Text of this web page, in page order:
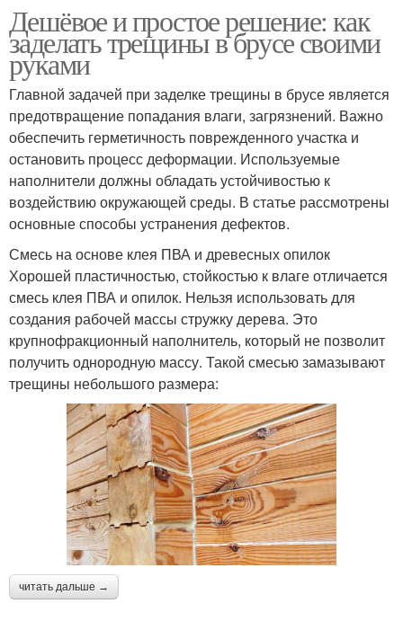
Дешёвое и простое решение: как
заделать трещины в брусе своими
руками
Главной задачей при заделке трещины в брусе является
предотвращение попадания влаги, загрязнений. Важно
обеспечить герметичность поврежденного участка и
остановить процесс деформации. Используемые
наполнители должны обладать устойчивостью к
воздействию окружающей среды. В статье рассмотрены
основные способы устранения дефектов.
Смесь на основе клея ПВА и древесных опилок
Хорошей пластичностью, стойкостью к влаге отличается
смесь клея ПВА и опилок. Нельзя использовать для
создания рабочей массы стружку дерева. Это
крупнофракционный наполнитель, который не позволит
получить однородную массу. Такой смесью замазывают
трещины небольшого размера:
читать дальше →